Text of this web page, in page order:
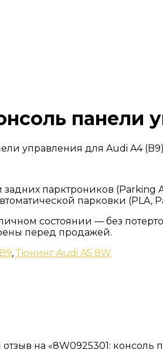
панели
управления для Audi A4
парктроников (Parking
парковки (PLA,
состоянии — без
перед продажей.
, Тюнинг Audi A5 8W
на «8W0925301: консоль